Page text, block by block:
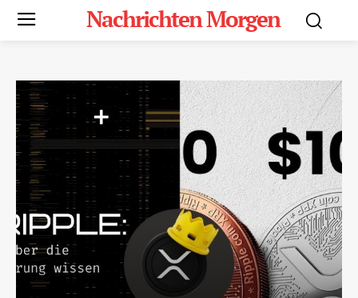
Nachrichten Morgen